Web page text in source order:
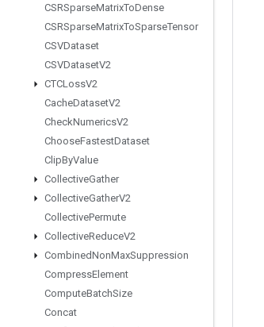
CSRSparseMatrixToDense
CSRSparseMatrixToSparseTensor
CSVDataset
CSVDatasetV2
CTCLossV2
CacheDatasetV2
CheckNumericsV2
ChooseFastestDataset
ClipByValue
CollectiveGather
CollectiveGatherV2
CollectivePermute
CollectiveReduceV2
CombinedNonMaxSuppression
CompressElement
ComputeBatchSize
Concat